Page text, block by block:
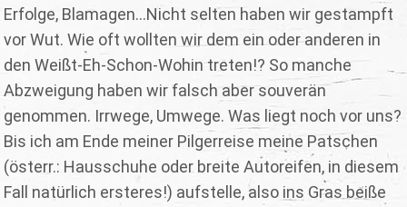
Erfolge, Blamagen…Nicht selten haben wir gestampft
vor Wut. Wie oft wollten wir dem ein oder anderen in
den Weißt-Eh-Schon-Wohin treten!? So manche
Abzweigung haben wir falsch aber souverän
genommen. Irrwege, Umwege. Was liegt noch vor uns?
Bis ich am Ende meiner Pilgerreise meine Patschen
(österr.: Hausschuhe oder breite Autoreifen, in diesem
Fall natürlich ersteres!) aufstelle, also ins Gras beiße